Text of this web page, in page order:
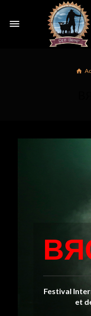
Festival
et